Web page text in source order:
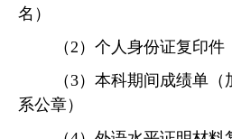
名）
（2）个人身份证复印件
（3）本科期间成绩单（
系公章）